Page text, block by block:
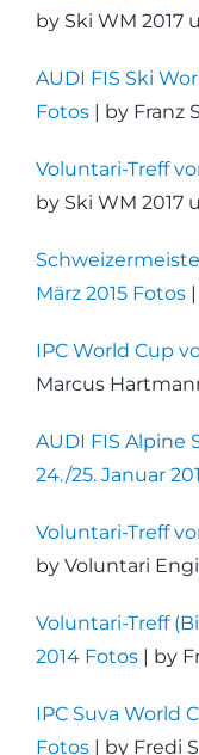
by Ski WM 2017
AUDI FIS Ski
Fotos| by Franz
Voluntari-Treff
by Ski WM 2017
März 2015 Fotos|
IPC World Cup
Marcus
AUDI FIS Alpine
24./25. Januar
Voluntari-Treff
by Voluntari
Voluntari-Treff
2014 Fotos| by
IPC Suva World
Fotos| by Fredi